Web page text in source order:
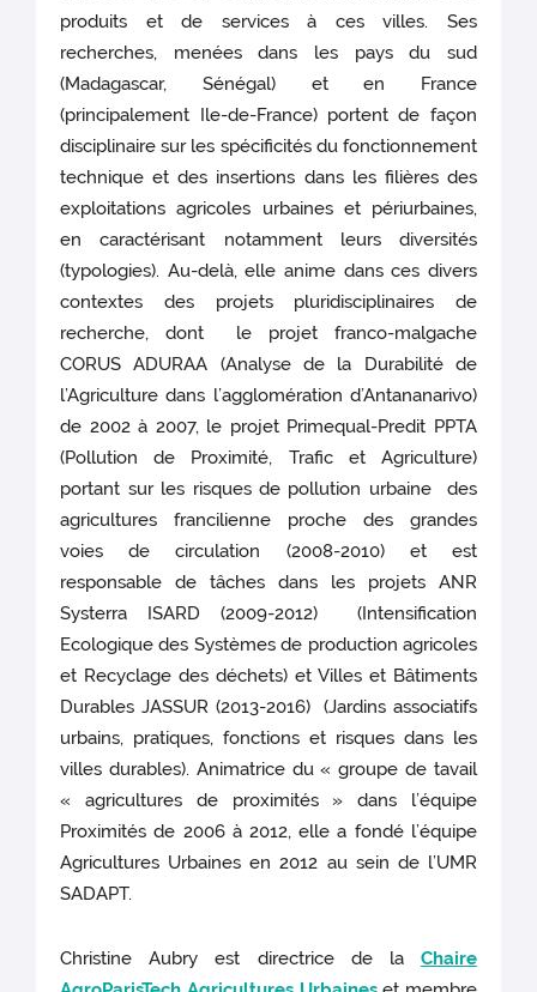
produits et de services à ces villes. Ses
recherches, menées dans les pays du sud
(Madagascar, Sénégal) et en France
(principalement Ile-de-France) portent de façon
disciplinaire sur les spécificités du fonctionnement
technique et des insertions dans les filières des
exploitations agricoles urbaines et périurbaines,
en caractérisant notamment leurs diversités
(typologies). Au-delà, elle anime dans ces divers
contextes des projets pluridisciplinaires de
recherche, dont le projet franco-malgache
CORUS ADURAA (Analyse de la Durabilité de
l’Agriculture dans l’agglomération d’Antananarivo)
de 2002 à 2007, le projet Primequal-Predit PPTA
(Pollution de Proximité, Trafic et Agriculture)
portant sur les risques de pollution urbaine des
agricultures francilienne proche des grandes
voies de circulation (2008-2010) et est
responsable de tâches dans les projets ANR
Systerra ISARD (2009-2012) (Intensification
Ecologique des Systèmes de production agricoles
et Recyclage des déchets) et Villes et Bâtiments
Durables JASSUR (2013-2016) (Jardins associatifs
urbains, pratiques, fonctions et risques dans les
villes durables). Animatrice du « groupe de tavail
« agricultures de proximités » dans l’équipe
Proximités de 2006 à 2012, elle a fondé l’équipe
Agricultures Urbaines en 2012 au sein de l’UMR
SADAPT.
Christine Aubry est directrice de la Chaire